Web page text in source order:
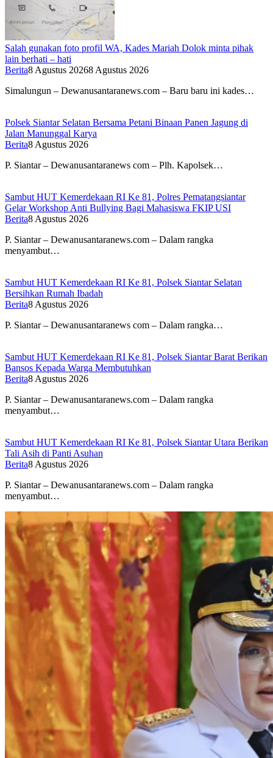
Salah gunakan foto profil WA, Kades Mariah Dolok minta pihak
lain berhati – hati
Berita8 Agustus 20268 Agustus 2026
Simalungun – Dewanusantaranews.com – Baru baru ini kades…
Polsek Siantar Selatan Bersama Petani Binaan Panen Jagung di
Jalan Manunggal Karya
Berita8 Agustus 2026
P. Siantar – Dewanusantaranews com – Plh. Kapolsek…
Sambut HUT Kemerdekaan RI Ke 81, Polres Pematangsiantar
Gelar Workshop Anti Bullying Bagi Mahasiswa FKIP USI
Berita8 Agustus 2026
P. Siantar – Dewanusantaranews.com – Dalam rangka
menyambut…
Sambut HUT Kemerdekaan RI Ke 81, Polsek Siantar Selatan
Bersihkan Rumah Ibadah
Berita8 Agustus 2026
P. Siantar – Dewanusantaranews com – Dalam rangka…
Sambut HUT Kemerdekaan RI Ke 81, Polsek Siantar Barat Berikan
Bansos Kepada Warga Membutuhkan
Berita8 Agustus 2026
P. Siantar – Dewanusantaranews.com – Dalam rangka
menyambut…
Sambut HUT Kemerdekaan RI Ke 81, Polsek Siantar Utara Berikan
Tali Asih di Panti Asuhan
Berita8 Agustus 2026
P. Siantar – Dewanusantaranews.com – Dalam rangka
menyambut…